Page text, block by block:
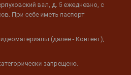
вал, д. 5 ежедневно, с
При себе иметь паспорт
(далее - Контент),
запрещено.